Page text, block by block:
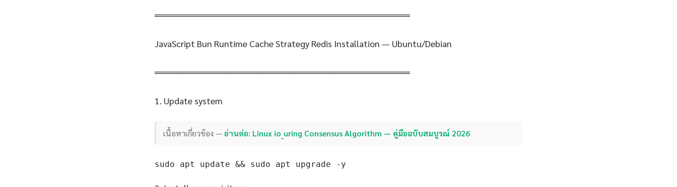
═══════════════════════════════════════
JavaScript Bun Runtime Cache Strategy Redis Installation — Ubuntu/Debian
═══════════════════════════════════════
1. Update system
เนื้อหาเกี่ยวข้อง —อ่านต่อ: Linux io_uring Consensus Algorithm — คู่มือฉบับสมบูรณ์ 2026
sudo apt update && sudo apt upgrade -y